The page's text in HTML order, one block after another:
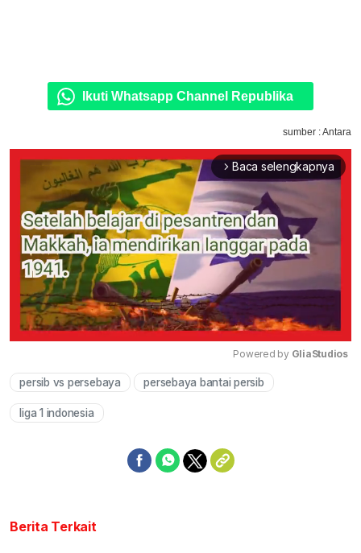
Ikuti Whatsapp Channel Republika
sumber : Antara
arrow_forward_ios Baca selengkapnya
Powered by GliaStudios
persib vs persebaya persebaya bantai persib
liga 1 indonesia
Berita Terkait